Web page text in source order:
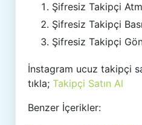
Şifresiz Takipçi
Şifresiz Takipçi
Şifresiz Takipçi
İnstagram ucuz takipçi
tıkla;Takipçi Satın Al
Benzer İçerikler: